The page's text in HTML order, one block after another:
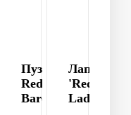
Пузыреплодник
Red
Baron
Лапчатка
'Red
Lady'